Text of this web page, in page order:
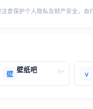
意保护个人隐私及财产安全，自
壁 壁纸吧 v